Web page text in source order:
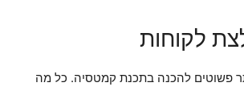
לקוחות
פשוטים להכנה בתכנת קמטסיה. כל מה